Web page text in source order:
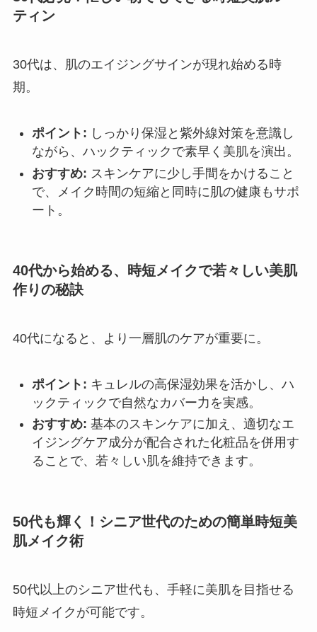
ティン
30代は、肌のエイジングサインが現れ始める時
期。
ポイント: しっかり保湿と紫外線対策を意識し
ながら、ハックティックで素早く美肌を演出。
おすすめ: スキンケアに少し手間をかけること
で、メイク時間の短縮と同時に肌の健康もサポ
ート。
40代から始める、時短メイクで若々しい美肌
作りの秘訣
40代になると、より一層肌のケアが重要に。
ポイント: キュレルの高保湿効果を活かし、ハ
ックティックで自然なカバー力を実感。
おすすめ: 基本のスキンケアに加え、適切なエ
イジングケア成分が配合された化粧品を併用す
ることで、若々しい肌を維持できます。
50代も輝く！シニア世代のための簡単時短美
肌メイク術
50代以上のシニア世代も、手軽に美肌を目指せる
時短メイクが可能です。